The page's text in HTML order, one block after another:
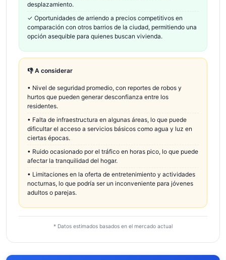
desplazamiento.
✓ Oportunidades de arriendo a precios competitivos en
comparación con otros barrios de la ciudad, permitiendo una
opción asequible para quienes buscan vivienda.
👎 A considerar
• Nivel de seguridad promedio, con reportes de robos y
hurtos que pueden generar desconfianza entre los
residentes.
• Falta de infraestructura en algunas áreas, lo que puede
dificultar el acceso a servicios básicos como agua y luz en
ciertas épocas.
• Ruido ocasionado por el tráfico en horas pico, lo que puede
afectar la tranquilidad del hogar.
• Limitaciones en la oferta de entretenimiento y actividades
nocturnas, lo que podría ser un inconveniente para jóvenes
adultos o parejas.
* Datos estimados basados en el mercado actual